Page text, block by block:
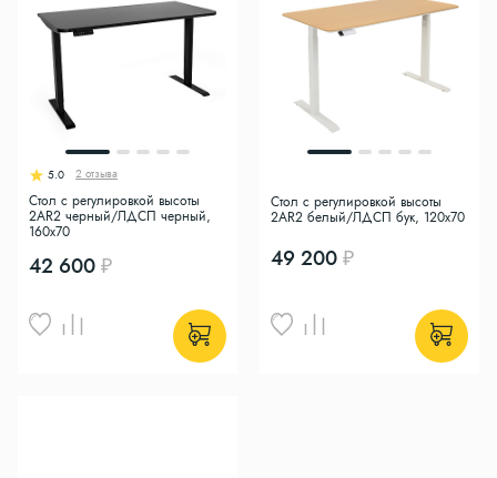
42 600
5.0 2 отзыва
Стол с регулировкой высоты
2AR2 черный/ЛДСП черный,
160x70
49 200
Стол с регулировкой высоты
2AR2 белый/ЛДСП бук, 120x70